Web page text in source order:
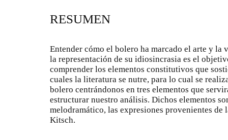
RESUMEN
Entender cómo el bolero ha marcado el arte y la
la representación de su idiosincrasia es el
comprender los elementos constitutivos que
cuales la literatura se nutre, para lo cual se
bolero centrándonos en tres elementos que
estructurar nuestro análisis. Dichos elementos
melodramático, las expresiones provenientes
Kitsch.